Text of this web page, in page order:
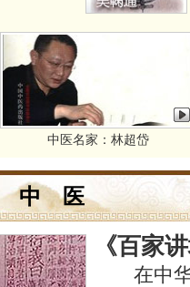
中医名家：林超岱
中 医
《百家
在中华